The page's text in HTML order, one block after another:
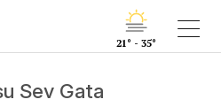
21° - 35°
Sev Gata